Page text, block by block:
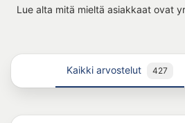
Lue alta mitä mieltä asiakkaat ovat
Kaikki arvostelut 427